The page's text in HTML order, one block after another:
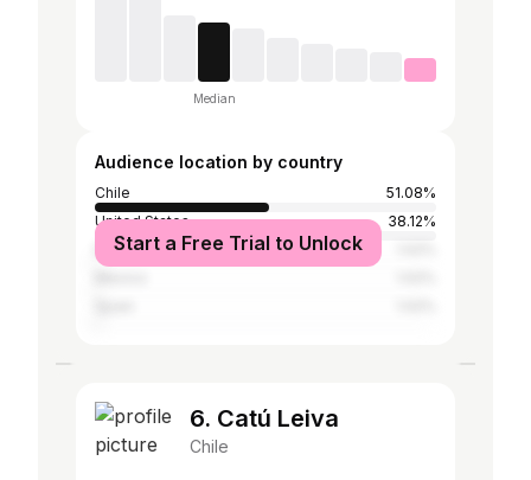
Median
Audience location by country
Chile
51.08%
United States
38.12%
ItalyStart a Free Trial to Unlock
6. Catú Leiva
Chile